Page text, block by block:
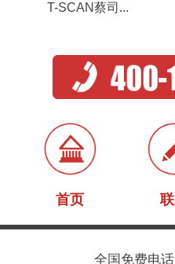
T-SCAN蔡司...
首页
全国免费电